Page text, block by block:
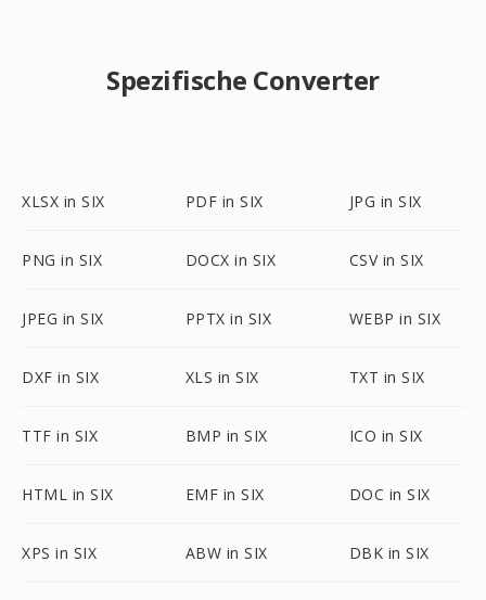
Spezifische Converter
XLSX in SIX PDF in SIX JPG in SIX
PNG in SIX DOCX in SIX CSV in SIX
JPEG in SIX PPTX in SIX WEBP in SIX
DXF in SIX XLS in SIX TXT in SIX
TTF in SIX BMP in SIX ICO in SIX
HTML in SIX EMF in SIX DOC in SIX
XPS in SIX ABW in SIX DBK in SIX